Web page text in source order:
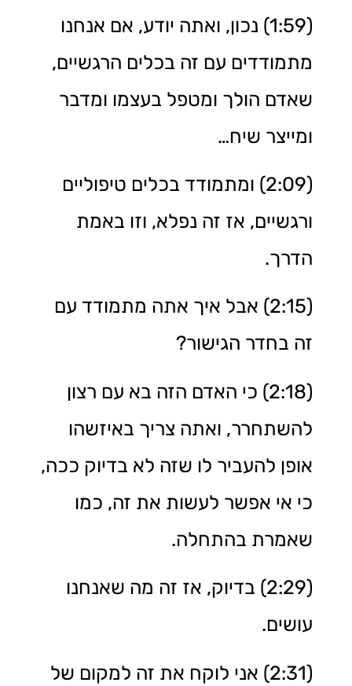
(1:59) נכון, ואתה יודע, אם אנחנו
מתמודדים עם זה בכלים הרגשיים,
שאדם הולך ומטפל בעצמו ומדבר
ומייצר שיח…
(2:09) ומתמודד בכלים טיפוליים
ורגשיים, אז זה נפלא, וזו באמת
הדרך.
(2:15) אבל איך אתה מתמודד עם
זה בחדר הגישור?
(2:18) כי האדם הזה בא עם רצון
להשתחרר, ואתה צריך באיזשהו
אופן להעביר לו שזה לא בדיוק ככה,
כי אי אפשר לעשות את זה, כמו
שאמרת בהתחלה.
(2:29) בדיוק, אז זה מה שאנחנו
עושים.
(2:31) אני לוקח את זה למקום של